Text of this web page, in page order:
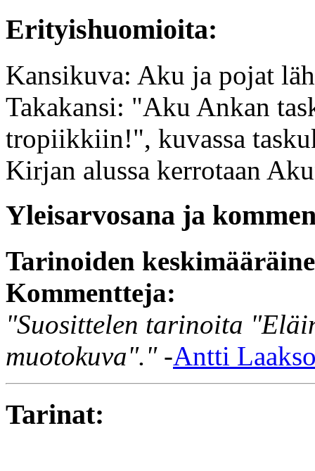
Erityishuomioita:
Kansikuva: Aku ja pojat
Takakansi: "Aku Ankan
tropiikkiin!", kuvassa
Kirjan alussa kerrotaan
Yleisarvosana ja
Tarinoiden
Kommentteja:
"Suosittelen tarinoita
muotokuva"."-Antti
Tarinat: